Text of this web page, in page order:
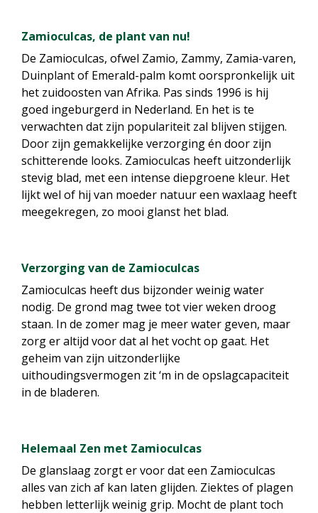
Zamioculcas, de plant van nu!
De Zamioculcas, ofwel Zamio, Zammy, Zamia-varen,
Duinplant of Emerald-palm komt oorspronkelijk uit
het zuidoosten van Afrika. Pas sinds 1996 is hij
goed ingeburgerd in Nederland. En het is te
verwachten dat zijn populariteit zal blijven stijgen.
Door zijn gemakkelijke verzorging én door zijn
schitterende looks. Zamioculcas heeft uitzonderlijk
stevig blad, met een intense diepgroene kleur. Het
lijkt wel of hij van moeder natuur een waxlaag heeft
meegekregen, zo mooi glanst het blad.
Verzorging van de Zamioculcas
Zamioculcas heeft dus bijzonder weinig water
nodig. De grond mag twee tot vier weken droog
staan. In de zomer mag je meer water geven, maar
zorg er altijd voor dat al het vocht op gaat. Het
geheim van zijn uitzonderlijke
uithoudingsvermogen zit ‘m in de opslagcapaciteit
in de bladeren.
Helemaal Zen met Zamioculcas
De glanslaag zorgt er voor dat een Zamioculcas
alles van zich af kan laten glijden. Ziektes of plagen
hebben letterlijk weinig grip. Mocht de plant toch